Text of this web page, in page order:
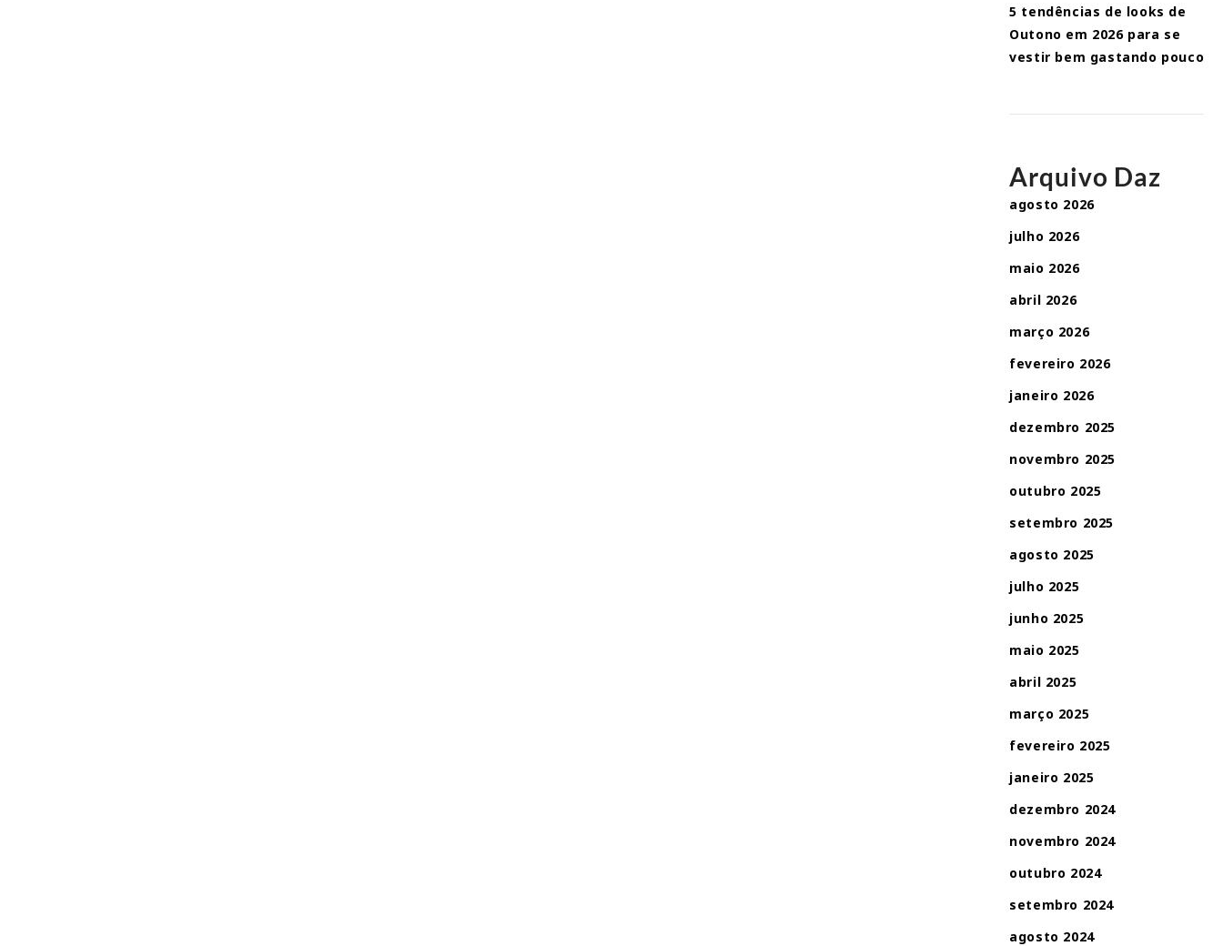
5 tendências de looks de
Outono em 2026 para se
vestir bem gastando pouco
Arquivo Daz
agosto 2026
julho 2026
maio 2026
abril 2026
março 2026
fevereiro 2026
janeiro 2026
dezembro 2025
novembro 2025
outubro 2025
setembro 2025
agosto 2025
julho 2025
junho 2025
maio 2025
abril 2025
março 2025
fevereiro 2025
janeiro 2025
dezembro 2024
novembro 2024
outubro 2024
setembro 2024
agosto 2024